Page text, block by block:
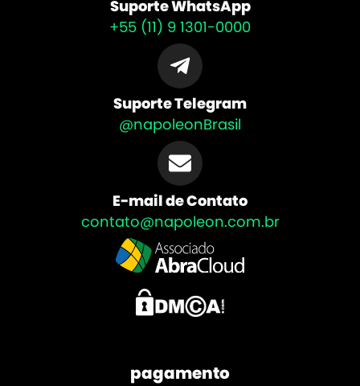
Suporte WhatsApp
+55 (11) 9 1301-0000
Suporte Telegram
@napoleonBrasil
E-mail de Contato
contato@napoleon.com.br
pagamento